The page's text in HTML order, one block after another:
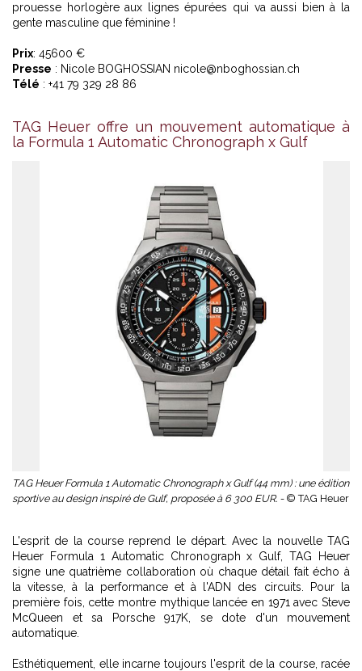
prouesse horlogère aux lignes épurées qui va aussi bien à la
gente masculine que féminine !
Prix: 45600 €
Presse : Nicole BOGHOSSIAN nicole@nboghossian.ch
Télé : +41 79 329 28 86
TAG Heuer offre un mouvement automatique à
la Formula 1 Automatic Chronograph x Gulf
TAG Heuer Formula 1 Automatic Chronograph x Gulf (44 mm) : une édition
sportive au design inspiré de Gulf, proposée à 6 300 EUR. - © TAG Heuer
L'esprit de la course reprend le départ. Avec la nouvelle TAG
Heuer Formula 1 Automatic Chronograph x Gulf, TAG Heuer
signe une quatrième collaboration où chaque détail fait écho à
la vitesse, à la performance et à l'ADN des circuits. Pour la
première fois, cette montre mythique lancée en 1971 avec Steve
McQueen et sa Porsche 917K, se dote d'un mouvement
automatique.
Esthétiquement, elle incarne toujours l'esprit de la course, racée